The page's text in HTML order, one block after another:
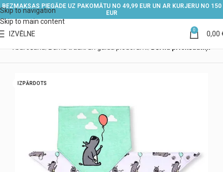
Skip to navigation
Skip to main content
BEZMAKSAS PIEGĀDE UZ PAKOMĀTU NO 49,99 EUR UN AR KURJERU NO 150
EUR
IZVĒLNE 0 0,00
IZPĀRDOTS